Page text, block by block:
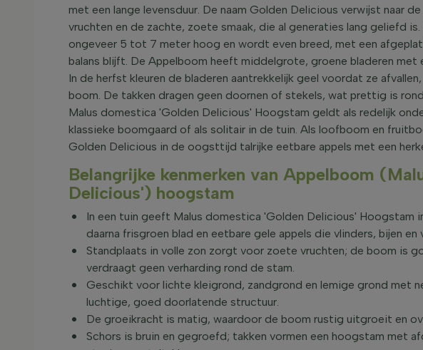
met een lange levensduur. De naam Golden Delicious verwijst naar
vruchten en de zachte, zoete smaak, die al generaties lang geliefd
ongeveer 5 tot 7 meter hoog en wordt even breed, met een
balans blijft. De Appelboom heeft middelgrote, groene bladeren met
In de herfst kleuren de bladeren aantrekkelijk geel voordat ze
boom. De takken dragen geen doornen of stekels, wat prettig is
Malus domestica 'Golden Delicious' Hoogstam geldt als redelijk
klassieke boomgaard of als solitair in de tuin. Als loofboom en
Golden Delicious in de oogsttijd talrijke eetbare appels met een
Belangrijke kenmerken van Appelboom
Delicious') hoogstam
In een tuin geeft Malus domestica 'Golden Delicious' Hoogstam
daarna frisgroen blad en eetbare gele appels die vlinders, bijen en
Standplaats in volle zon zorgt voor zoete vruchten; de boom is
verdraagt geen verharding rond de stam.
Geschikt voor lichte kleigrond, zandgrond en lemige grond met
luchtige, goed doorlatende structuur.
De groeikracht is matig, waardoor de boom rustig uitgroeit en
Schors is bruin en gegroefd; takken vormen een hoogstam met